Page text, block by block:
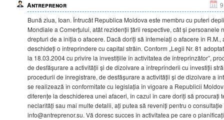
Antreprenor
Bună ziua, Ioan. Întrucât Republica Moldova este membru cu puteri
Mondiale a Comerțului, atât rezidenții țării respective, cât și persoanele
drepturi de a iniția o afacere. Dacă doriți să întemeiați o afacere în R.M.,
deschideți o întreprindere cu capital străin. Conform „Legii Nr. 81
la 18.03.2004 cu privire la investițiile în activitatea de întreprinzător”,
de desfășurare a activității și de dizolvare a întreprinderii cu investiții
procedurii de înregistrare, de desfășurare a activității și de dizolvare a
se realizează în conformitate cu legislația în vigoare a Republicii
diferențe la deschiderea unei afaceri, în cazul în care doriți să procurați
neclarități sau mai multe detalii, ați putea să reveniți pentru o
info@antreprenor.su. Vă doresc succes în activitatea pe care o